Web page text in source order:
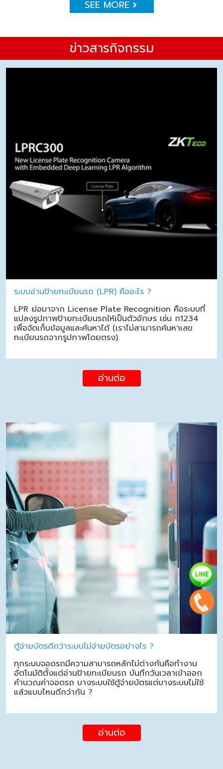
SEE MORE
ข่าวสารกิจกรรม
ระบบอ่านป้ายทะเบียนรถ (LPR) คืออะไร ?
LPR ย่อมาจาก License Plate Recognition คือระบบที่
แปลงรูปภาพป้ายทะเบียนรถให้เป็นตัวอักษร เช่น ก1234
เพื่อจัดเก็บข้อมูลและค้นหาได้ (เราไม่สามารถค้นหาเลข
ทะเบียนรถจากรูปภาพโดยตรง)
อ่านต่อ
ตู้จ่ายบัตรดีกว่าระบบไม่จ่ายบัตรอย่างไร ?
ทุกระบบจอดรถมีความสามารถหลักไม่ต่างกันคือทำงาน
อัตโนมัติตั้งแต่อ่านป้ายทะเบียนรถ บันทึกวันเวลาเข้าออก
คำนวณค่าจอดรถ บางระบบใช้ตู้จ่ายบัตรแต่บางระบบไม่ใช้
แล้วแบบไหนดีกว่ากัน ?
อ่านต่อ